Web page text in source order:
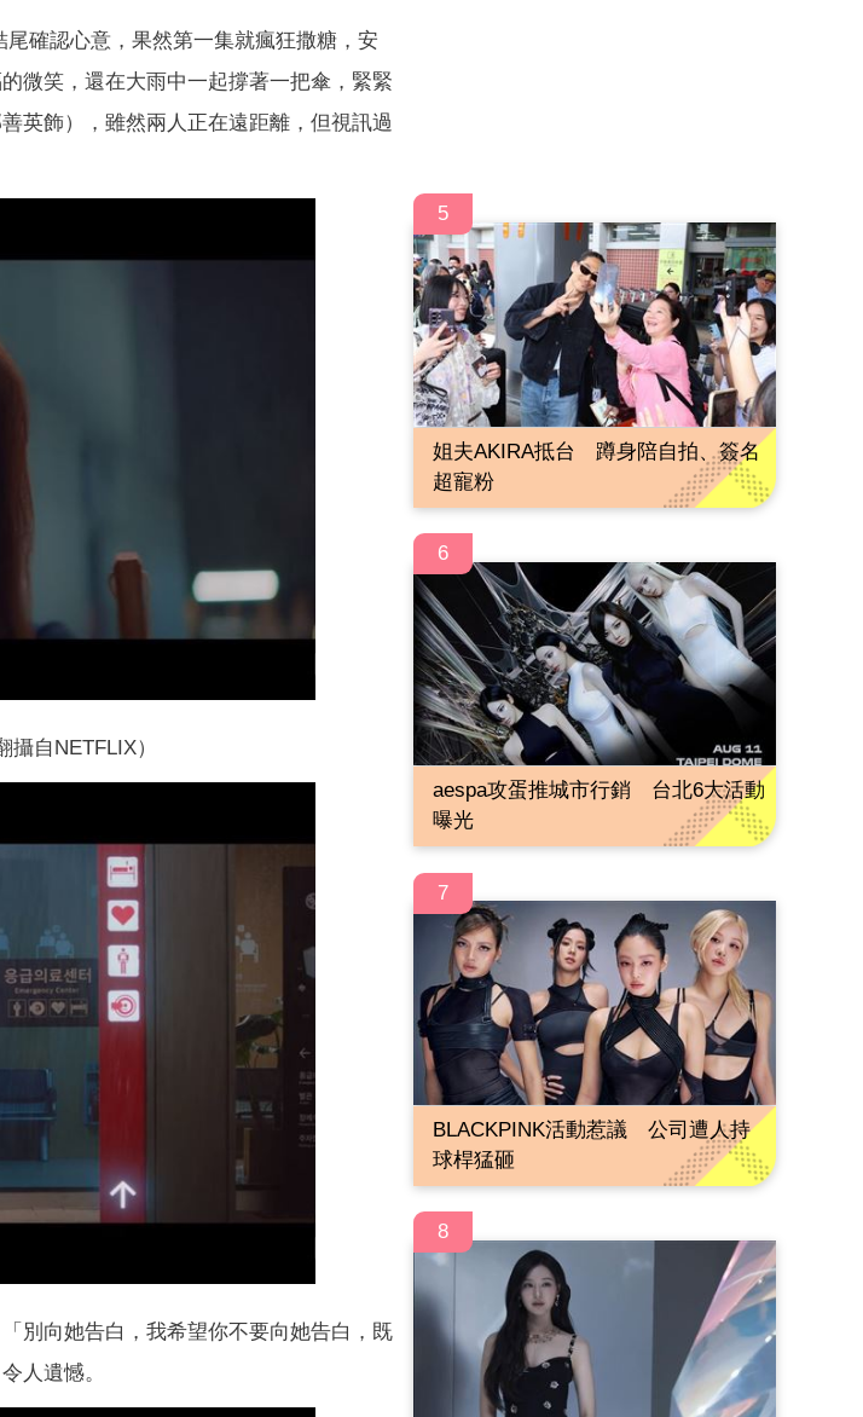
尾確認心意，果然第一集就瘋狂撒糖，安
微笑，還在大雨中一起撐著一把傘，緊緊
英飾），雖然兩人正在遠距離，但視訊過
自NETFLIX）
別向她告白，我希望你不要向她告白，既
人遺憾。
5
姐夫AKIRA抵台 蹲身陪自拍、簽名
超寵粉
6
aespa攻蛋推城市行銷 台北6大活動
曝光
7
BLACKPINK活動惹議 公司遭人持
球桿猛砸
8